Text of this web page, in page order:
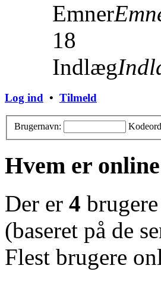
Emner
18
Indlæg
Log ind • Tilmeld
Brugernavn:
Hvem er online
Der er 4
(baseret på de
Flest brugere